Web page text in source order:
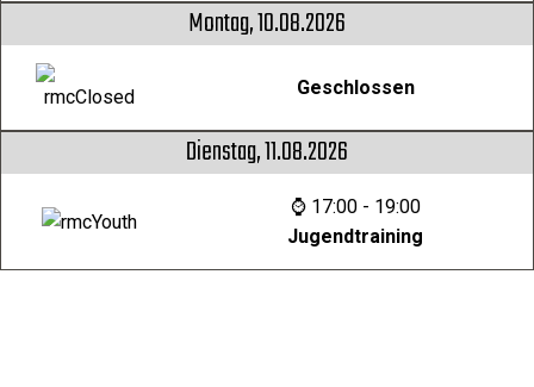
Montag, 10.08.2026
Geschlossen
Dienstag, 11.08.2026
⌚ 17:00 - 19:00
Jugendtraining